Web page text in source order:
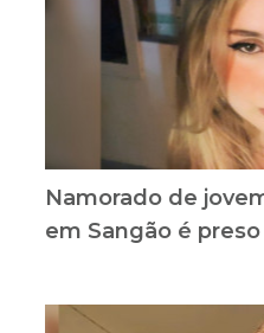
Namorado de
em Sangão é